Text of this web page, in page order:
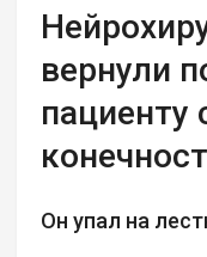
вернули
пациенту
Он упал на